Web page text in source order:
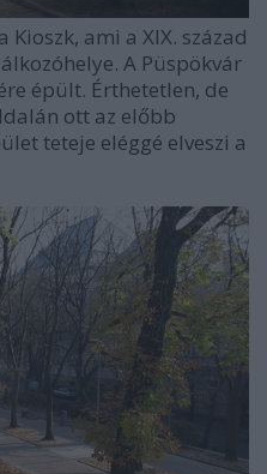
ami a XIX. század
A Püspökvár
épült. Érthetetlen, de
ott az előbb
teteje eléggé elveszi a